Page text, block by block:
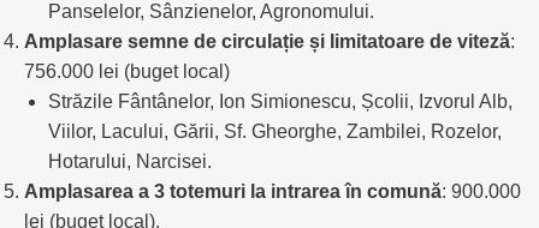
Panselelor, Sânzienelor, Agronomului.
Amplasare semne de circulație și limitatoare de viteză:
756.000 lei (buget local)
Străzile Fântânelor, Ion Simionescu, Școlii, Izvorul Alb,
Viilor, Lacului, Gării, Sf. Gheorghe, Zambilei, Rozelor,
Hotarului, Narcisei.
Amplasarea a 3 totemuri la intrarea în comună: 900.000
lei (buget local).